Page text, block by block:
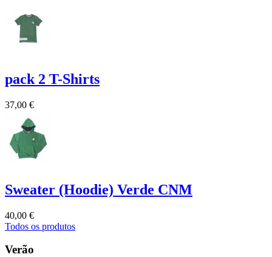
pack 2 T-Shirts
37,00 €
Sweater (Hoodie) Verde CNM
40,00 €
Todos os produtos
Verão